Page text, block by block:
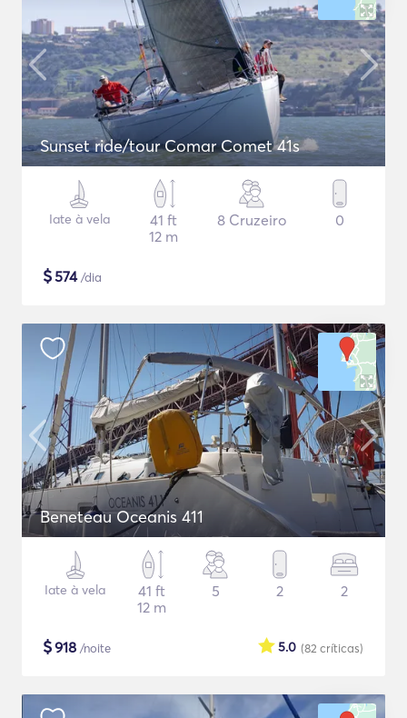
Sunset ride/tour Comar Comet 41s
Iate à vela
41 ft
12 m
8 Cruzeiro 0
$574/dia
Beneteau Oceanis 411
Iate à vela
41 ft
12 m
5 2 2
$918 /noite (82 críticas)
5.0